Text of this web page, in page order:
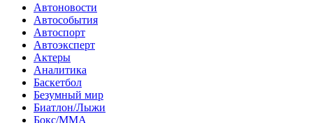
Автоновости
Автособытия
Автоспорт
Автоэксперт
Актеры
Аналитика
Баскетбол
Безумный мир
Биатлон/Лыжи
Бокс/MMA